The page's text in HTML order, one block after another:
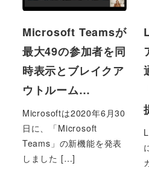
Microsoft Teamsが
最大49の参加者を同
時表示とブレイクア
ウトルーム…
Microsoftは2020年6月30
日に、「Microsoft
Teams」の新機能を発表
しました […]